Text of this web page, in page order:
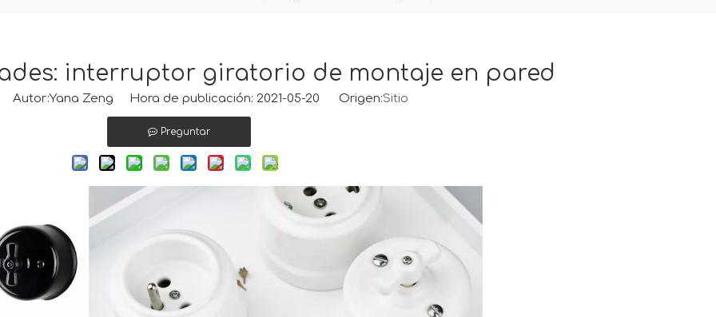
interruptor giratorio de montaje en pared
Autor:Yana Zeng Hora de publicación: 2021-05-20 Origen:Sitio
Preguntar